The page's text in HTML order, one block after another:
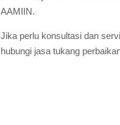
AAMIIN.
Jika perlu konsultasi dan
hubungi jasa tukang